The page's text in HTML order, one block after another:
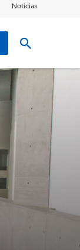
Noticias